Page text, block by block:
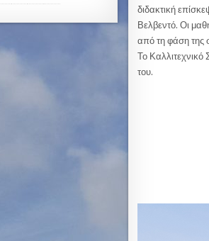
διδακτική
Βελβεντό. Οι
από τη φάση της
Το Καλλιτεχνικό
του.